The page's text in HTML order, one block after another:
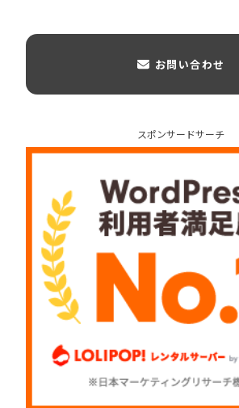
お問い合わせ
スポンサードサーチ